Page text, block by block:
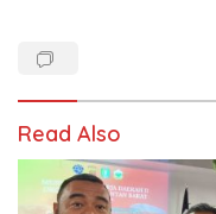
Read Also